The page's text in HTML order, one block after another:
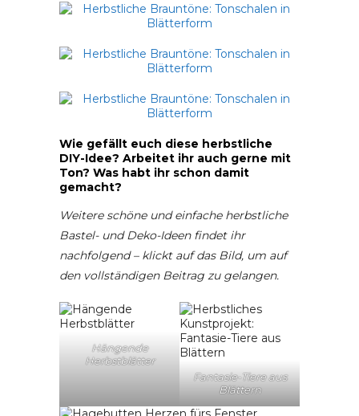
Wie gefällt euch diese herbstliche
DIY-Idee? Arbeitet ihr auch gerne mit
Ton? Was habt ihr schon damit
gemacht?
Weitere schöne und einfache herbstliche
Bastel- und Deko-Ideen findet ihr
nachfolgend – klickt auf das Bild, um auf
den vollständigen Beitrag zu gelangen.
Hängende
Herbstblätter
Fantasie-Tiere aus
Blättern